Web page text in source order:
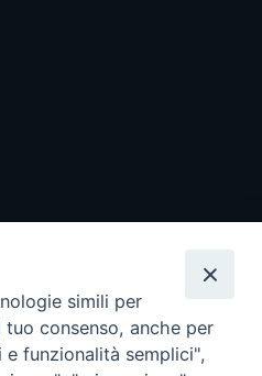
simili per
consenso, anche per
funzionalità semplici",